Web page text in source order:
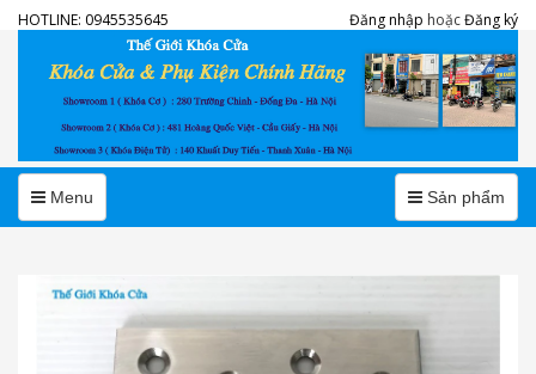
HOTLINE: 0945535645 Đăng nhập hoặcĐăng ký
MenuMenu MenuSản phẩm